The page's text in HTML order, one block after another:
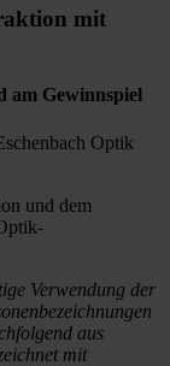
mit
am Gewinnspiel
Optik
und dem
Verwendung der
aus
mit